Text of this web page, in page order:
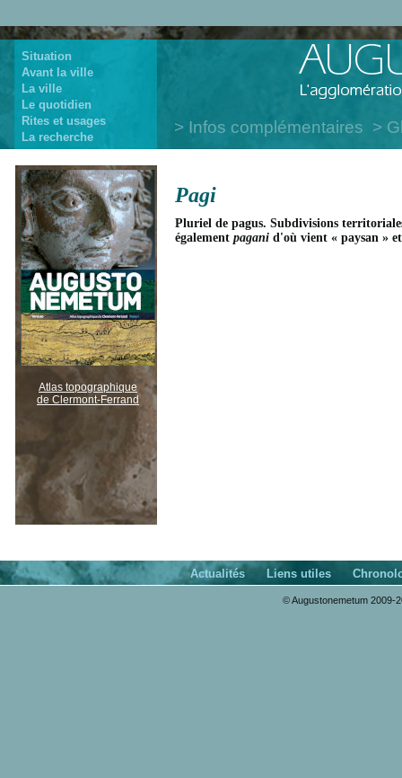
Situation
Avant la ville
La ville
Le quotidien
Rites et usages
La recherche
Infos complémentaires
Pagi
Pluriel de pagus. Subdivisions
également pagani d'où vient « paysan »
Atlas topographique
de Clermont-Ferrand
Actualités Liens utiles
© Augustonemetum 2009-